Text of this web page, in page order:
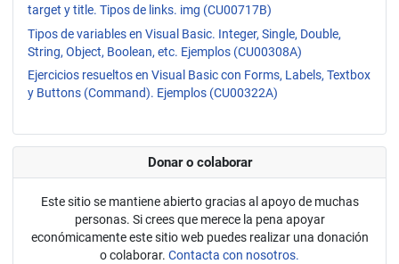
target y title. Tipos de links. img (CU00717B)
Tipos de variables en Visual Basic. Integer, Single, Double,
String, Object, Boolean, etc. Ejemplos (CU00308A)
Ejercicios resueltos en Visual Basic con Forms, Labels, Textbox
y Buttons (Command). Ejemplos (CU00322A)
Donar o colaborar
Este sitio se mantiene abierto gracias al apoyo de muchas
personas. Si crees que merece la pena apoyar
económicamente este sitio web puedes realizar una donación
o colaborar. Contacta con nosotros.